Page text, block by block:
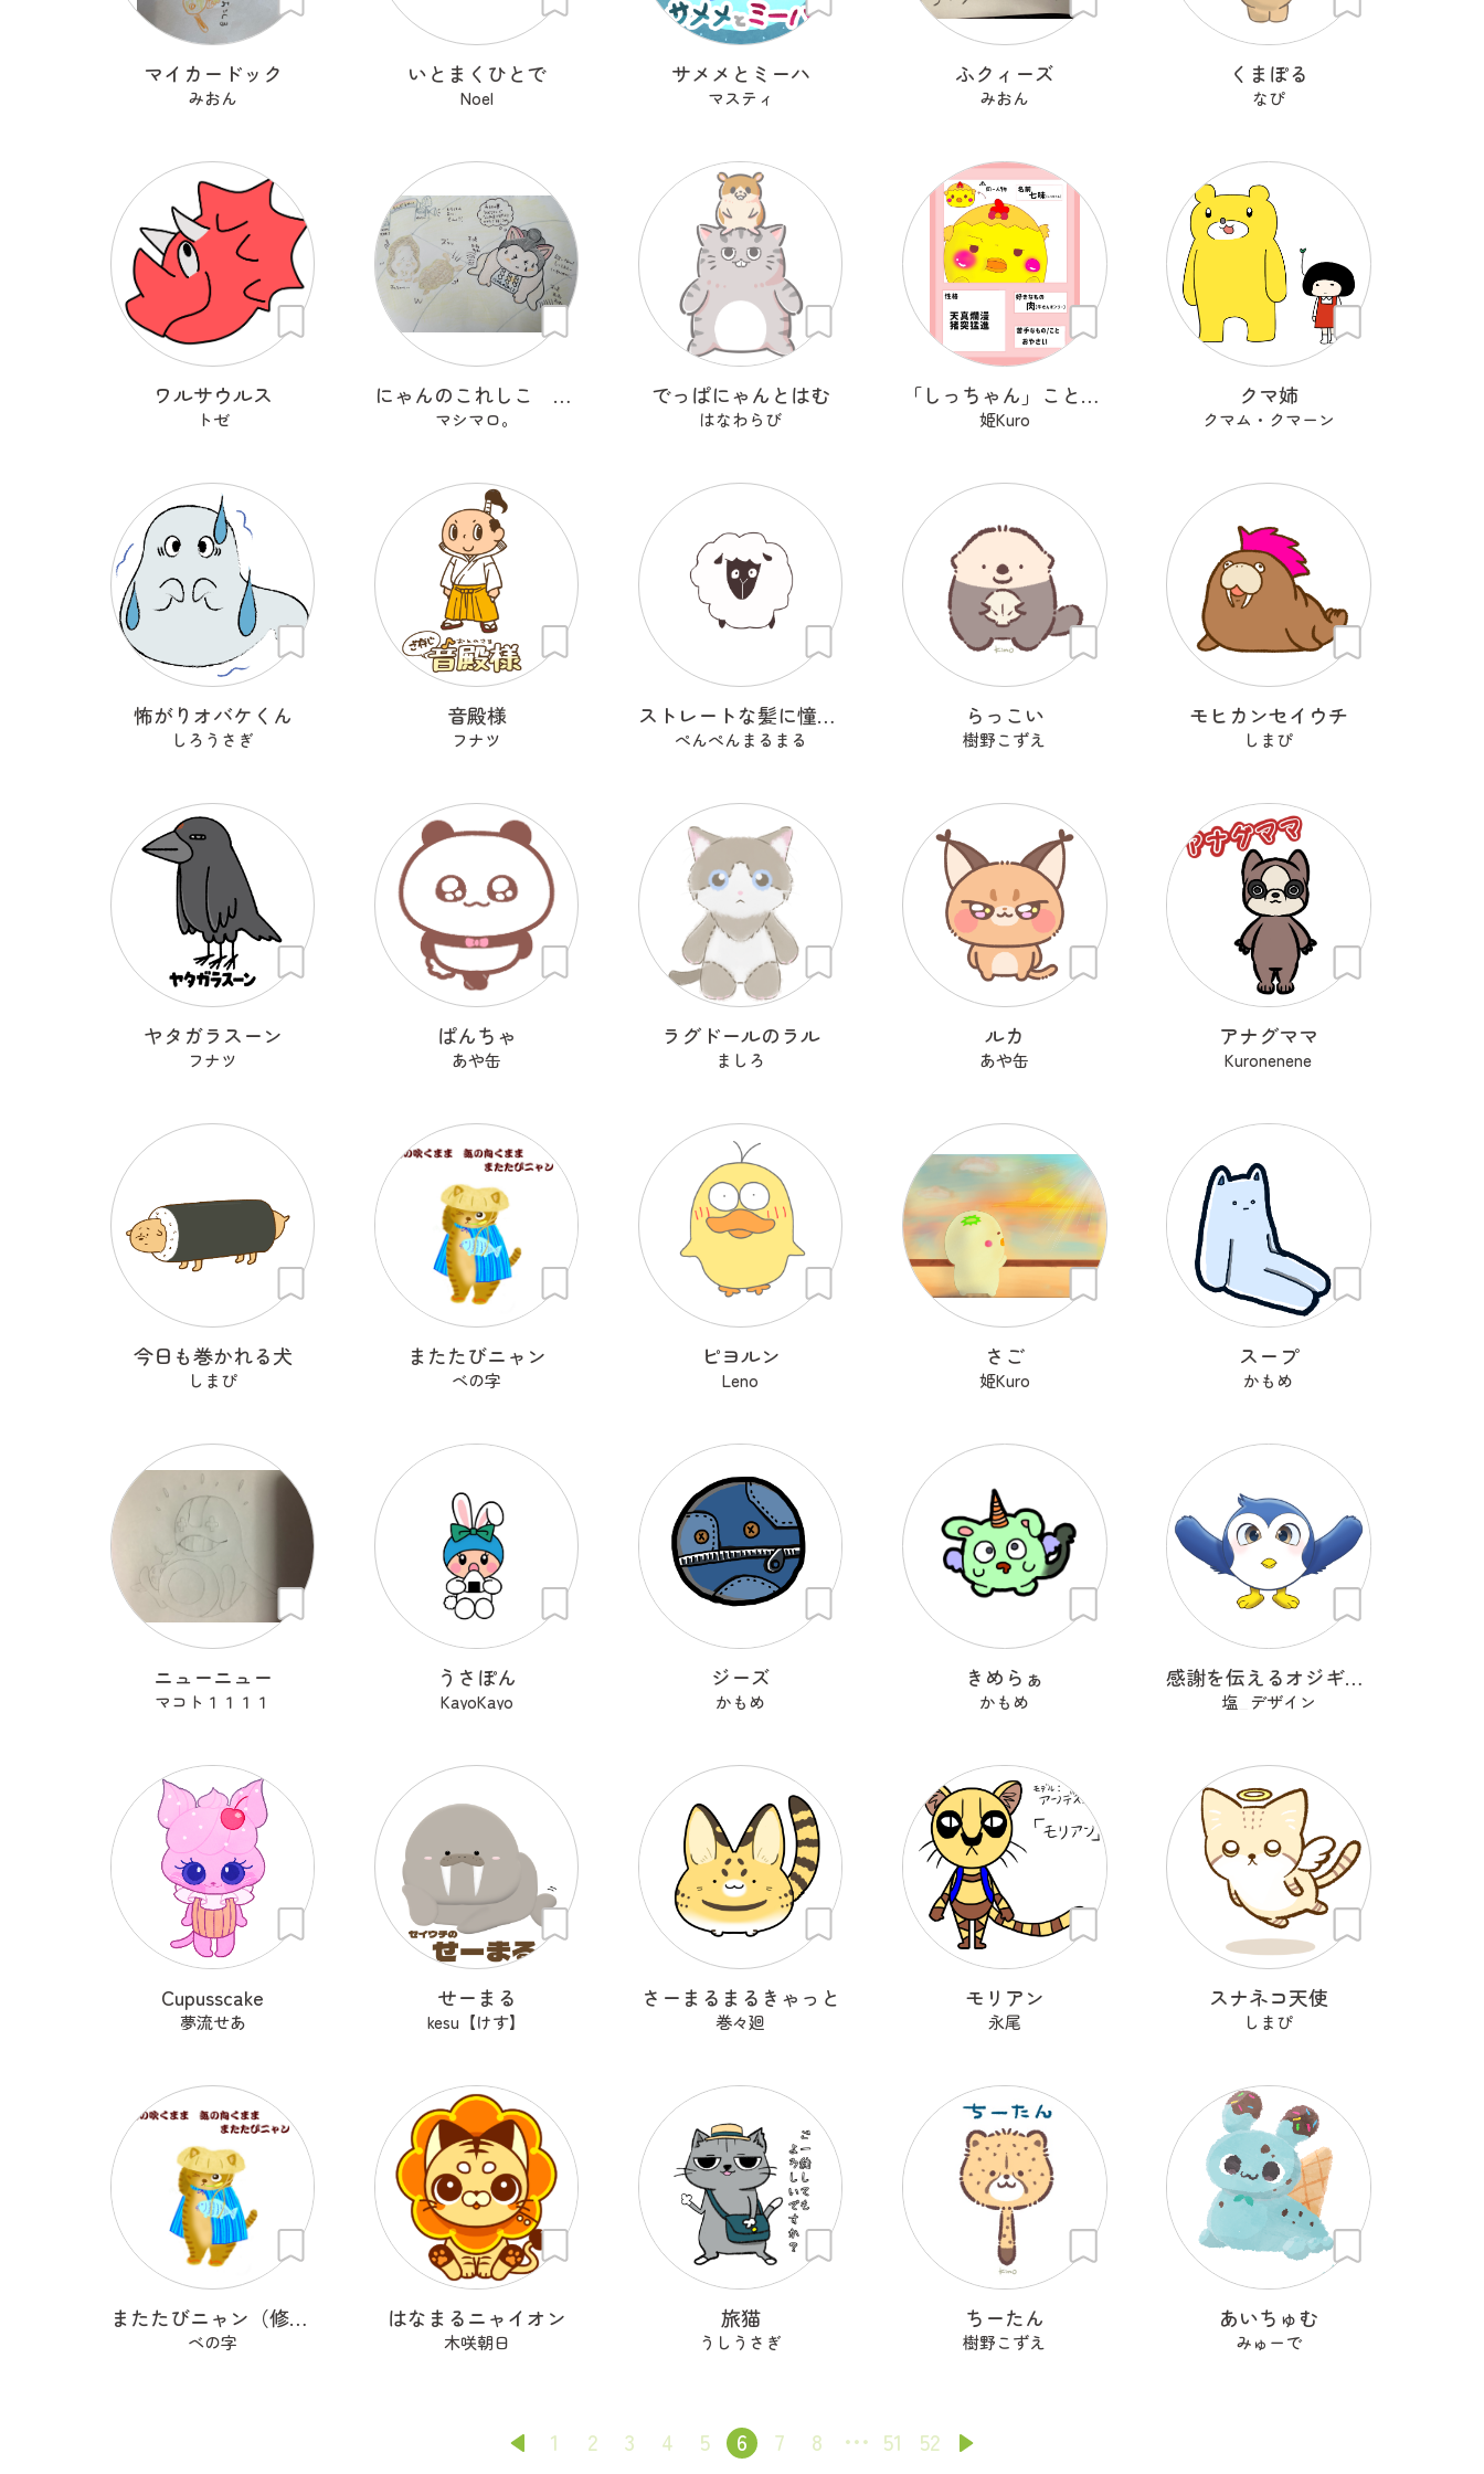
マイカードック
みおん
いとまくひとで
Noel
サメメとミーハ
マスティ
ふクィーズ
みおん
くまぽる
なぴ
ワルサウルス
トゼ
にゃんのこれしこ ある日の夢 Ｎo.2
マシマロ。
でっぱにゃんとはむ
はなわらび
「しっちゃん」こと「七味」です！
姫Kuro
クマ姉
クマム・クマーン
怖がりオバケくん
しろうさぎ
音殿様
フナツ
ストレートな髪に憧れるひつじ
ぺんぺんまるまる
らっこい
樹野こずえ
モヒカンセイウチ
しまぴ
ヤタガラスーン
フナツ
ぱんちゃ
あや缶
ラグドールのラル
ましろ
ルカ
あや缶
アナグママ
Kuronenene
今日も巻かれる犬
しまぴ
またたびニャン
ベの字
ピヨルン
Leno
さご
姫Kuro
スープ
かもめ
ニューニュー
マコト１１１１
うさぽん
KayoKayo
ジーズ
かもめ
きめらぁ
かもめ
感謝を伝えるオジギドリ
塩_デザイン
Cupusscake
夢流せあ
せーまる
kesu【けす】
さーまるまるきゃっと
巻々廻
モリアン
永尾
スナネコ天使
しまぴ
またたびニャン（修正）
ベの字
はなまるニャイオン
木咲朝日
旅猫
うしうさぎ
ちーたん
樹野こずえ
あいちゅむ
みゅーで
1 2 3 4 5 6 7 8 51 52